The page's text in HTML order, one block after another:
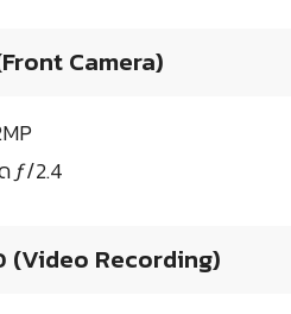
Camera)
ƒ/2.4
(Video Recording)